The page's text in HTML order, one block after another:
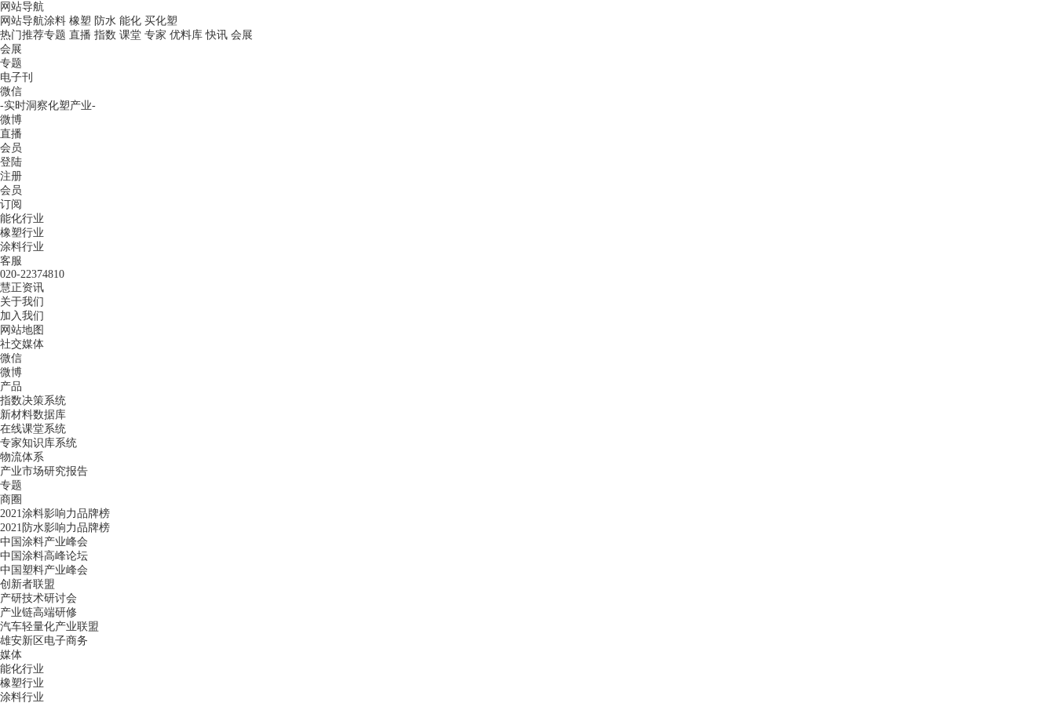
网站导航
网站导航涂料 橡塑 防水 能化 买化塑
热门推荐专题 直播 指数 课堂 专家 优料库 快讯 会展
会展
专题
电子刊
微信
-实时洞察化塑产业-
微博
直播
会员
登陆
注册
会员
订阅
能化行业
橡塑行业
涂料行业
客服
020-22374810
慧正资讯
关于我们
加入我们
网站地图
社交媒体
微信
微博
产品
指数决策系统
新材料数据库
在线课堂系统
专家知识库系统
物流体系
产业市场研究报告
专题
商圈
2021涂料影响力品牌榜
2021防水影响力品牌榜
中国涂料产业峰会
中国涂料高峰论坛
中国塑料产业峰会
创新者联盟
产研技术研讨会
产业链高端研修
汽车轻量化产业联盟
雄安新区电子商务
媒体
能化行业
橡塑行业
涂料行业